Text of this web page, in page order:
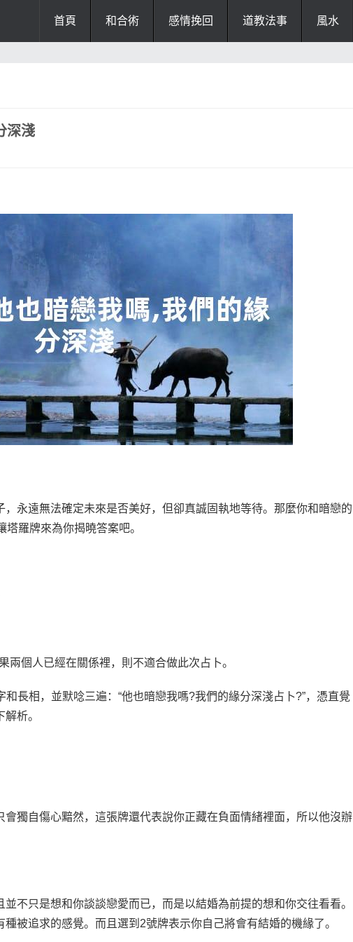
首頁 和合術 感情挽回 道教法事 風水
深淺
永遠無法確定未來是否美好，但卻真誠固執地等待。那麼你和暗戀的
羅牌來為你揭曉答案吧。
個人已經在關係裡，則不適合做此次占卜。
長相，並默唸三遍：“他也暗戀我嗎?我們的緣分深淺占卜?”，憑直覺
析。
獨自傷心黯然，這張牌還代表說你正藏在負面情緒裡面，所以他沒辦
不只是想和你談談戀愛而已，而是以結婚為前提的想和你交往看看。
被追求的感覺。而且選到2號牌表示你自己將會有結婚的機緣了。